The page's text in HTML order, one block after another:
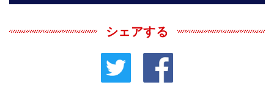
シェアする